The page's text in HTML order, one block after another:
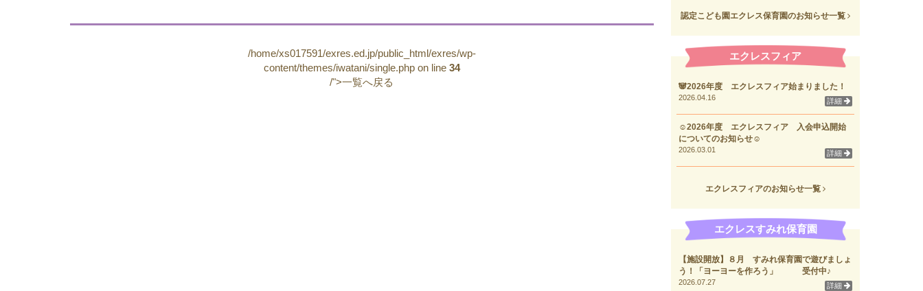
/home/xs017591/exres.ed.jp/public_html/exres/wp-
content/themes/iwatani/single.php on line 34
/">一覧へ戻る
認定こども園エクレス保育園のお知らせ一覧
エクレスフィア
🐼2026年度 エクレスフィア始まりました！
2026.04.16 詳細
☺2026年度 エクレスフィア 入会申込開始
についてのお知らせ☺
2026.03.01 詳細
エクレスフィアのお知らせ一覧
エクレスすみれ保育園
【施設開放】８月 すみれ保育園で遊びましょ
う！「ヨーヨーを作ろう」 受付中♪
2026.07.27 詳細